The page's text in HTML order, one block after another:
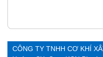
CÔNG TY TNHH CƠ KHÍ